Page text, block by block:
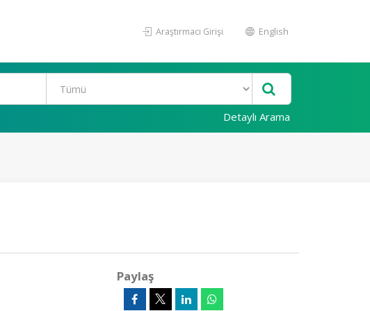
Araştırmacı Girişi English
Detaylı Arama
Paylaş